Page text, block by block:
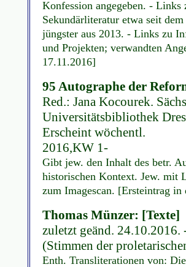
Konfession angegeben. -
Sekundärliteratur etwa seit
jüngster aus 2013. - Links zu
und Projekten; verwandten
17.11.2016]
95 Autographe der
Red.: Jana Kocourek.
Universitätsbibliothek
Erscheint wöchentl.
2016,KW 1-
Gibt jew. den Inhalt des betr.
historischen Kontext. Jew. mit
zum Imagescan. [Ersteintrag
Thomas Münzer: [Texte]
zuletzt geänd.
(Stimmen der
Enth. Transliterationen von: